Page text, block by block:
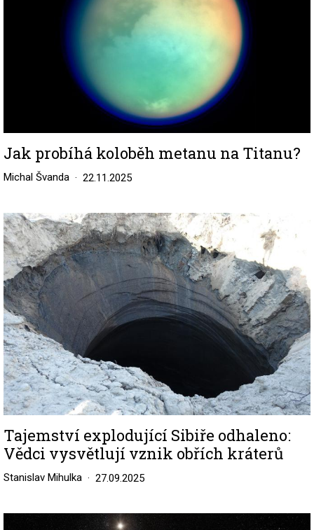
Jak probíhá koloběh metanu na Titanu?
Michal Švanda 22.11.2025
Image
Tajemství explodující Sibiře odhaleno:
Vědci vysvětlují vznik obřích kráterů
Stanislav Mihulka 27.09.2025
Image